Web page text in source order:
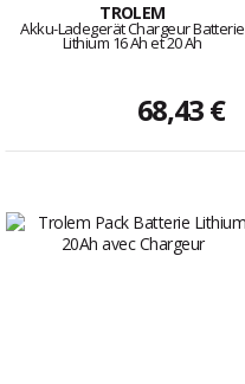
TROLEM
Akku-Ladegerät Chargeur Batterie
Lithium 16 Ah et 20 Ah
68,43 €